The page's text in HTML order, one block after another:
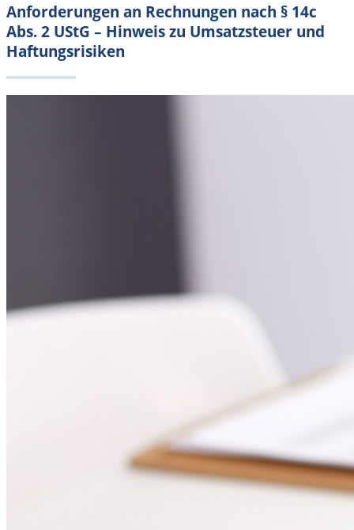
Anforderungen an Rechnungen nach § 14c
Abs. 2 UStG – Hinweis zu Umsatzsteuer und
Haftungsrisiken